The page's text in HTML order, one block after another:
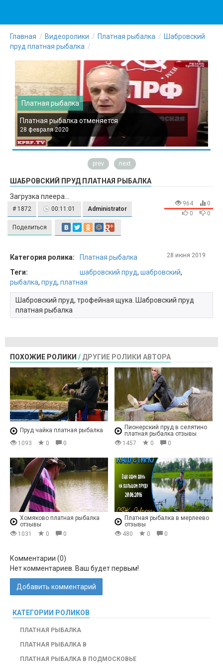
Главная Видеоролики Платная рыбалка
Шабровский
пруд платная рыбалка
Платная рыбалка
Платная рыбалка отменяется
28 февраля 2020
prev next
ШАБРОВСКИЙ ПРУД ПЛАТНАЯ РЫБАЛКА
Загрузка плеера...
# 1872 00:11:01 Administrator
Поделиться
964
0
0
0
Категория ролика:
Платная рыбалка
Теги:
шабровский пруд, шабровский,
рыбалка, пруд, платная
Шабровский пруд, трофейная щука. Шабровский пруд
платная рыбалка
28 июня 2019
ПОХОЖИЕ РОЛИКИ / ДРУГИЕ РОЛИКИ АВТОРА
Пруд чайка платная рыбалка
1093
0 0
Пионерский пруд в селятино
платная рыбалка отзывы
1457
0 0
Хомяково платная рыбалка
отзывы
1031
0 0
Платная рыбалка в мерлеево
отзывы
480
0 0
Комментарии (0)
Нет комментариев. Ваш будет первым!
Добавить комментарий
КАТЕГОРИИ РОЛИКОВ
ПЛАТНАЯ РЫБАЛКА
ПЛАТНАЯ РЫБАЛКА В
ПЛАТНАЯ РЫБАЛКА В ПОДМОСКОВЬЕ